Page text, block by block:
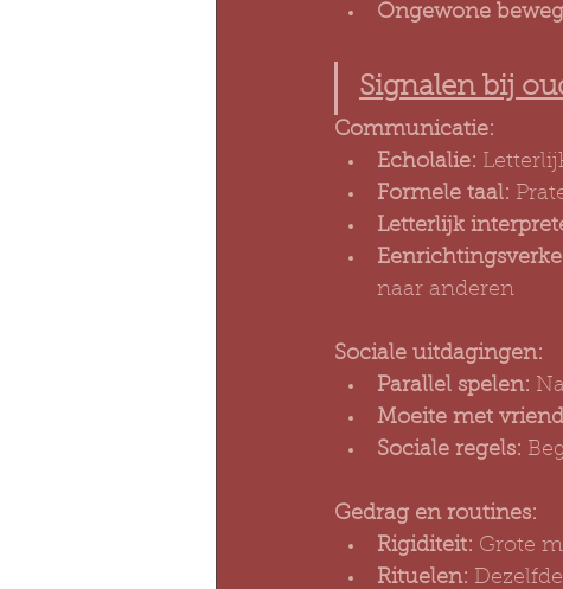
Ongewone
Signalen bij
Communicatie:
Echolalie:
Formele taal:
Letterlijk
naar anderen
Sociale uitdagingen:
Parallel spelen:
Moeite met
Sociale regels:
Gedrag en routines:
Rigiditeit: Grote
Rituelen: